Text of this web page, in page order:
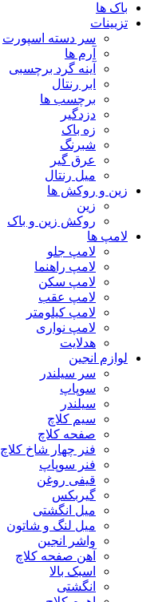
باک ها
تزیینات
سر دسته اسپورت
آرم ها
آینه گرد برچسبی
ابر رنتال
برچسب ها
دزدگیر
زه باک
شبرنگ
عرق گیر
میل رنتال
زین و روکش ها
زین
روکش زین و باک
لامپ ها
لامپ جلو
لامپ راهنما
لامپ سکن
لامپ عقب
لامپ کیلومتر
لامپ نواری
هدلایت
لوازم انجین
سر سیلندر
سوپاپ
سیلندر
سیم کلاچ
صفحه کلاچ
فنر چهار شاخ کلاچ
فنر سوپاپ
قیفی روغن
گیربکس
میل انگشتی
میل لنگ و شاتون
واشر انجین
آهن صفحه کلاچ
اسبک بالا
انگشتی